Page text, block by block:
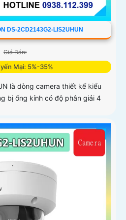
DS-2CD2143G2-LIS2UHUN
Giá Bán:
Mại: 5%-35%
là dòng camera thiết kế kiểu
bị ống kính có độ phân giải 4